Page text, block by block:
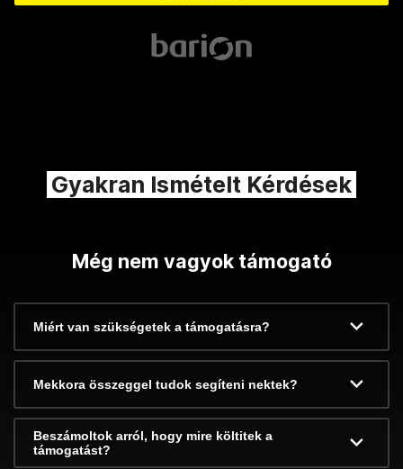
Gyakran Ismételt Kérdések
Még nem vagyok támogató
Miért van szükségetek a támogatásra?
Mekkora összeggel tudok segíteni nektek?
Beszámoltok arról, hogy mire költitek a
támogatást?